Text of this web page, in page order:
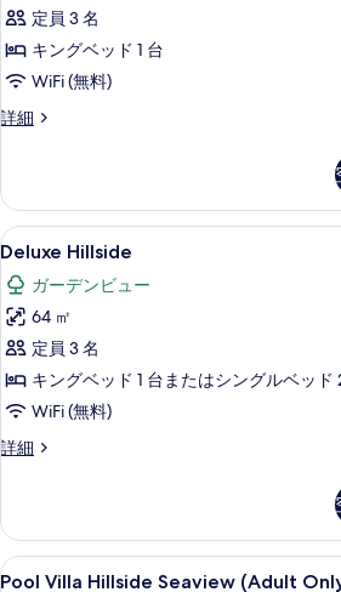
る
Only)
の
す
べ
写
真
を
表
示
す
る
定員 3 名
キングベッド 1 台
WiFi (無料)
詳細
Pool
Only)
の
詳
Deluxe
Hillside
の
す
べ
て
の
写
表
示
Deluxe
6
Deluxe Hillside
ガーデンビュー
64 ㎡
定員 3 名
キングベッド 1 台またはシングルベッド
WiFi (無料)
詳細
Deluxe
細
Pool
Pool
12
Pool Villa Hillside Seaview (Adult